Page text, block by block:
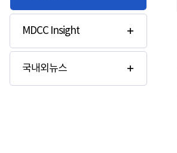
MDCC Insight
국내외뉴스